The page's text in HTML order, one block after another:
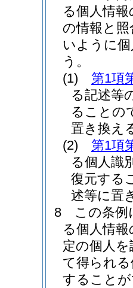
る個人情
の情報と
いように
う。
(1)
第1項
る記述等
ることの
置き換え
(2)
第1項
る個人識
復元する
述等に置
8
この条例
る個人情
定の個人
て得られ
すること